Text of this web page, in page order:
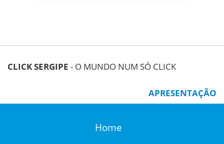
CLICK SERGIPE - O MUNDO NUM SÓ CLICK
APRESENTAÇÃO
Home